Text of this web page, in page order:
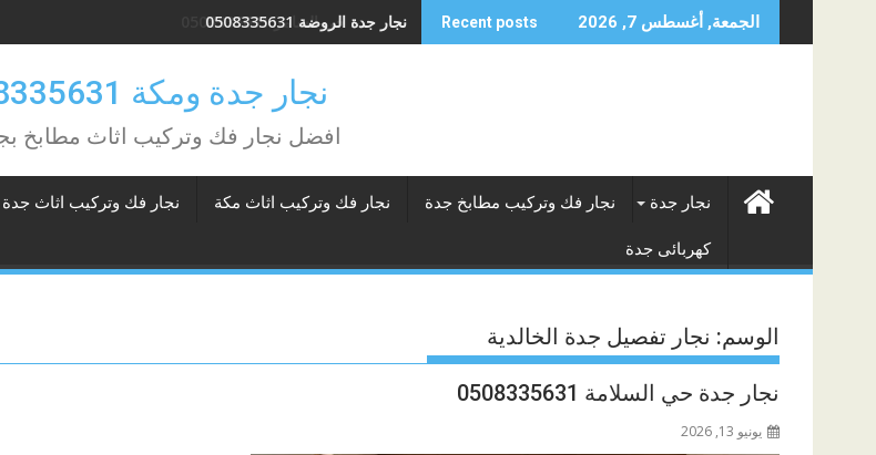
to
الجمعة, أغسطس 7, 2026 Recent posts نجار جدة الروضة 0508335631
نجار جدة ومكة 0508335631
افضل نجار فك وتركيب اثاث مطابخ
نجار جدة نجار فك وتركيب مطابخ جدة نجار فك وتركيب اثاث مكة نجار فك وتركيب اثاث جدة
كهربائى جدة
الوسم: نجار تفصيل جدة الخالدية
نجار جدة حي السلامة 0508335631
يونيو 13, 2026